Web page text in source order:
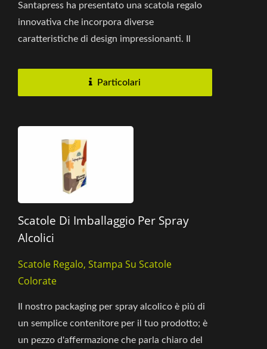
Santapress ha presentato una scatola regalo
innovativa che incorpora diverse
caratteristiche di design impressionanti. Il
Particolari
Scatole Di Imballaggio Per Spray
Alcolici
Scatole Regalo, Stampa Su Scatole
Colorate
Il nostro packaging per spray alcolico è più di
un semplice contenitore per il tuo prodotto; è
un pezzo d'affermazione che parla chiaro del